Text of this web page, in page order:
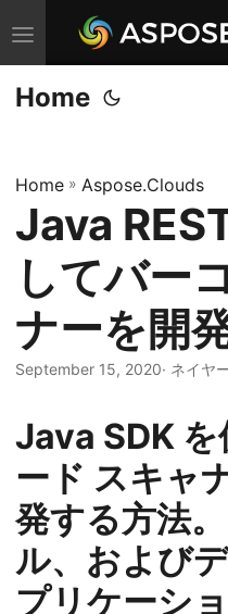
ナ
ビ
ゲ
ョ
切
り
替
え
Home
Home » Aspose.Clouds
Java
してバー
ナーを開
September 15, 2020· ネイヤ
Java SDK を
ード スキャ
発する方法
ル、および
プリケーシ